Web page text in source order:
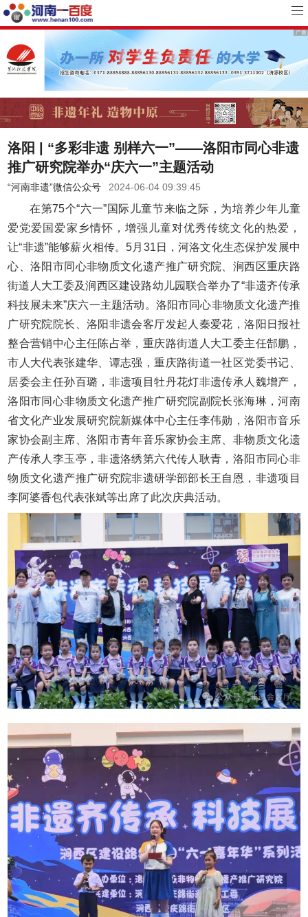
洛阳 | “多彩非遗 别样六一”——洛阳市同心非遗
推广研究院举办“庆六一”主题活动
“河南非遗”微信公众号 2024-06-04 09:39:45
在第75个“六一”国际儿童节来临之际，为培养少年儿童
爱党爱国爱家乡情怀，增强儿童对优秀传统文化的热爱，
让“非遗”能够薪火相传。5月31日，河洛文化生态保护发展中
心、洛阳市同心非物质文化遗产推广研究院、涧西区重庆路
街道人大工委及涧西区建设路幼儿园联合举办了“非遗齐传承
科技展未来”庆六一主题活动。洛阳市同心非物质文化遗产推
广研究院院长、洛阳非遗会客厅发起人秦爱花，洛阳日报社
整合营销中心主任陈占举，重庆路街道人大工委主任郜鹏，
市人大代表张建华、谭志强，重庆路街道一社区党委书记、
居委会主任孙百璐，非遗项目牡丹花灯非遗传承人魏增产，
洛阳市同心非物质文化遗产推广研究院副院长张海琳，河南
省文化产业发展研究院新媒体中心主任李伟勋，洛阳市音乐
家协会副主席、洛阳市青年音乐家协会主席、非物质文化遗
产传承人李玉亭，非遗洛绣第六代传人耿青，洛阳市同心非
物质文化遗产推广研究院非遗研学部部长王自恩，非遗项目
李阿婆香包代表张斌等出席了此次庆典活动。